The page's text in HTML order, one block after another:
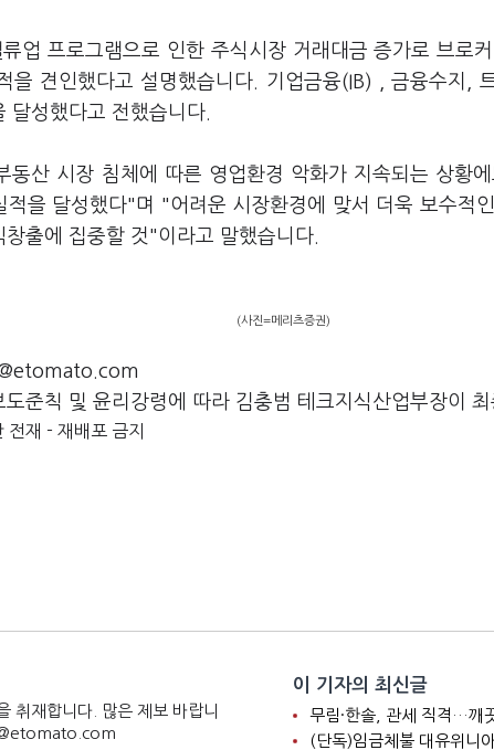
업 프로그램으로 인한 주식시장 거래대금 증가로 브로
견인했다고 설명했습니다. 기업금융(IB) , 금융수지,
달성했다고 전했습니다.
동산 시장 침체에 따른 영업환경 악화가 지속되는 상황
적을 달성했다"며 "어려운 시장환경에 맞서 더욱 보수적
출에 집중할 것"이라고 말했습니다.
(사진=메리츠증권)
준칙 및 윤리강령에 따라 김충범 테크지식산업부장이 최
재 - 재배포 금지
취재합니다. 많은 제보 바랍니
이 기자의 최신글
무림·한솔, 관세 직격…깨
(단독)임금체불 대유위니